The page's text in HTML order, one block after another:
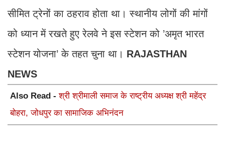
सीमित ट्रेनों का ठहराव होता था। स्थानीय लोगों की मांगों
को ध्यान में रखते हुए रेलवे ने इस स्टेशन को ’अमृत भारत
स्टेशन योजना’ के तहत चुना था। RAJASTHAN
NEWS
Also Read -श्री श्रीमाली समाज के राष्ट्रीय अध्यक्ष श्री महेंद्र
बोहरा, जोधपुर का सामाजिक अभिनंदन